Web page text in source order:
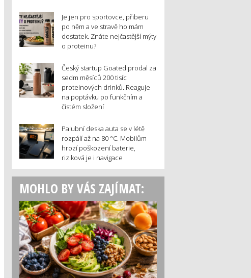
Je jen pro sportovce, přiberu
po něm a ve stravě ho mám
dostatek. Znáte nejčastější mýty
o proteinu?
Český startup Goated prodal za
sedm měsíců 200 tisíc
proteinových drinků. Reaguje
na poptávku po funkčním a
čistém složení
Palubní deska auta se v létě
rozpálí až na 80 °C. Mobilům
hrozí poškození baterie,
riziková je i navigace
MOHLO BY VÁS ZAJÍMAT: